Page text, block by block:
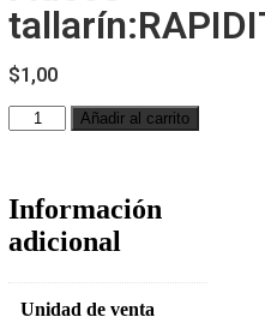
$1,00
Añadir al carrito
Información
adicional
Unidad de venta